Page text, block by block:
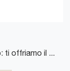
Salotti e Poltrone in pelle di Cuborosso: ti offriamo il modello Seattle in pelle per impreziosire i tuoi spazi.